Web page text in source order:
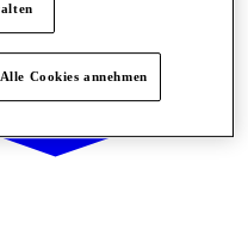
Alle Cookies annehmen